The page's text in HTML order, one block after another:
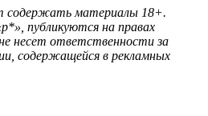
содержать материалы 18+.
публикуются на правах
несет ответственности за
содержащейся в рекламных